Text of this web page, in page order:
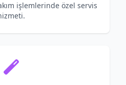
işlemlerinde özel servis